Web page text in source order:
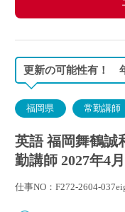
更新の可能性有！
福岡県 常勤講師
英語 福岡舞鶴誠
勤講師 2027年4
仕事NO：F272-2604-